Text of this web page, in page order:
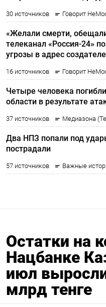
Остатки на
Нацбанке
июл
млрд тенге